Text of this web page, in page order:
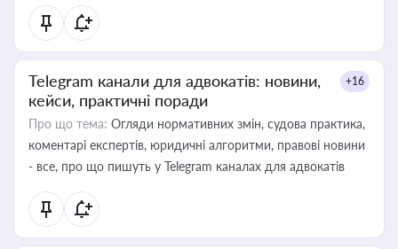
Telegram канали для адвокатів: новини,
кейси, практичні поради
+16
Про що тема: Огляди нормативних змін, судова практика,
коментарі експертів, юридичні алгоритми, правові новини
- все, про що пишуть у Telegram каналах для адвокатів